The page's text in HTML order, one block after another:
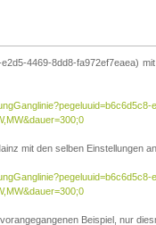
4469-8dd8-fa972ef7eaea)
mit den selben Einstellungen
Beispiel, nur